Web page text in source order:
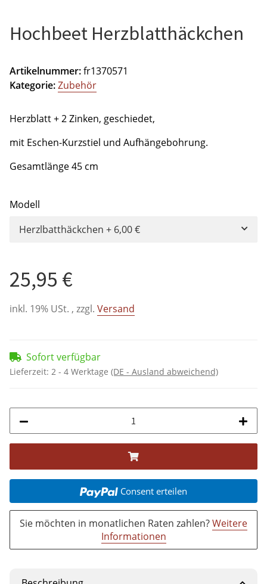
Hochbeet Herzblatthäckchen
Artikelnummer:fr1370571
Kategorie:Zubehör
Herzblatt + 2 Zinken, geschiedet,
mit Eschen-Kurzstiel und Aufhängebohrung.
Gesamtlänge 45 cm
Modell
Herzlbatthäckchen + 6,00 €
25,95 €
inkl. 19% USt. , zzgl. Versand
Sofort verfügbar
Lieferzeit: 2 - 4 Werktage (DE - Ausland abweichend)
Consent erteilen
Sie möchten in monatlichen Raten zahlen?Weitere
Informationen